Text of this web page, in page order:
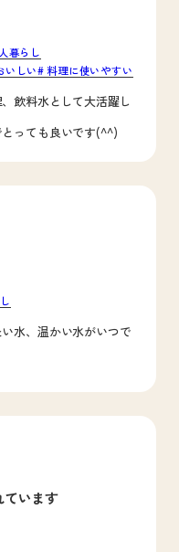
暮らし
いしい 料理に使いやすい
飲料水として大活躍し
っても良いです(^^)
水、温かい水がいつで
います